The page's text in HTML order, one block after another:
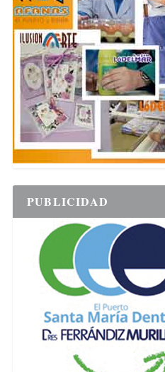
PUBLICIDAD